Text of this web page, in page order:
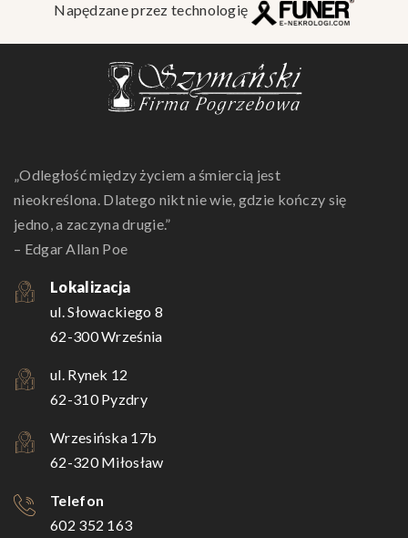
Napędzane przez technologię
„Odległość między życiem a śmiercią jest
nieokreślona. Dlatego nikt nie wie, gdzie kończy się
jedno, a zaczyna drugie.”
– Edgar Allan Poe
Lokalizacja
ul. Słowackiego 8
62-300 Września
ul. Rynek 12
62-310 Pyzdry
Wrzesińska 17b
62-320 Miłosław
Telefon
602 352 163